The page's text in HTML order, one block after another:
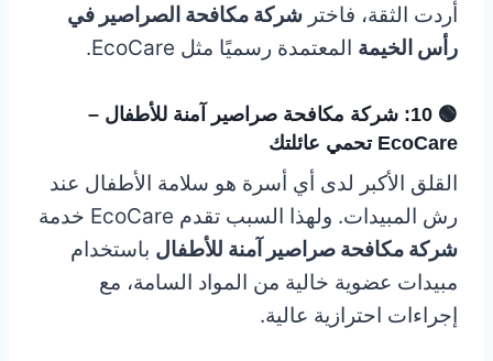
أردت الثقة، فاختر شركة مكافحة الصراصير في
رأس الخيمة المعتمدة رسميًا مثل EcoCare.
🟢 10: شركة مكافحة صراصير آمنة للأطفال –
EcoCare تحمي عائلتك
القلق الأكبر لدى أي أسرة هو سلامة الأطفال عند
رش المبيدات. ولهذا السبب تقدم EcoCare خدمة
شركة مكافحة صراصير آمنة للأطفال باستخدام
مبيدات عضوية خالية من المواد السامة، مع
إجراءات احترازية عالية.